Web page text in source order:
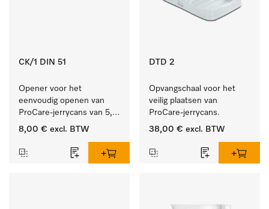
CK/1 DIN 51
Opener voor het
eenvoudig openen van
ProCare-jerrycans van 5,
10 en 20 l.
8,00 € excl. BTW
DTD 2
Opvangschaal voor het
veilig plaatsen van
ProCare-jerrycans.
38,00 € excl. BTW